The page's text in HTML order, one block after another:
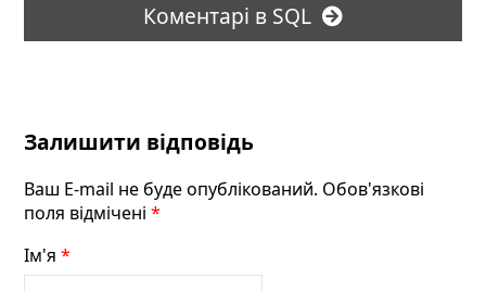
Коментарі в SQL
Залишити відповідь
Ваш E-mail не буде опублікований. Обов'язкові
поля відмічені*
Ім'я*